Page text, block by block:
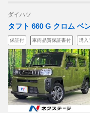
ダイハツ
タフト 660 G クロム ベ
保証付 車両品質保証書付 購入